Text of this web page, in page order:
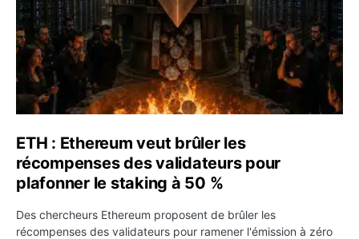
ETH : Ethereum veut brûler les
récompenses des validateurs pour
plafonner le staking à 50 %
Des chercheurs Ethereum proposent de brûler les
récompenses des validateurs pour ramener l'émission à zéro